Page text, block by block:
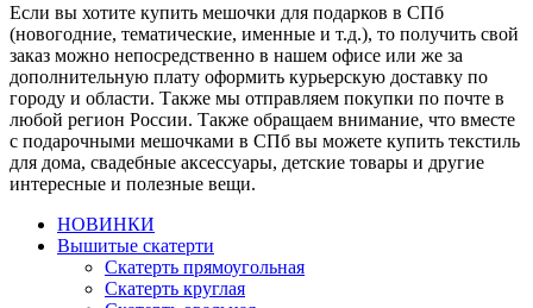
Если вы хотите купить мешочки для подарков в СПб
(новогодние, тематические, именные и т.д.), то получить свой
заказ можно непосредственно в нашем офисе или же за
дополнительную плату оформить курьерскую доставку по
городу и области. Также мы отправляем покупки по почте в
любой регион России. Также обращаем внимание, что вместе
с подарочными мешочками в СПб вы можете купить текстиль
для дома, свадебные аксессуары, детские товары и другие
интересные и полезные вещи.
НОВИНКИ
Вышитые скатерти
Скатерть прямоугольная
Скатерть круглая